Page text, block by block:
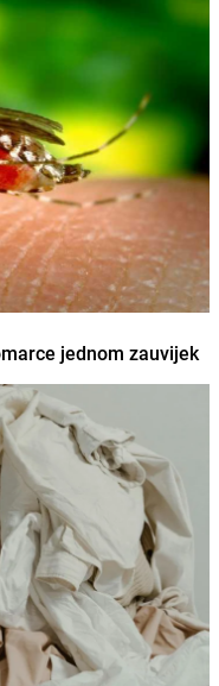
jednom zauvijek